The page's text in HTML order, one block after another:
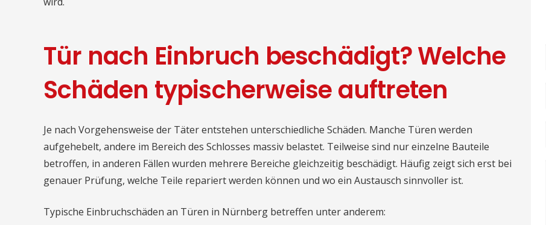
Tür nach Einbruch beschädigt? Welche
Schäden typischerweise auftreten
Je nach Vorgehensweise der Täter entstehen unterschiedliche Schäden. Manche Türen werden
aufgehebelt, andere im Bereich des Schlosses massiv belastet. Teilweise sind nur einzelne Bauteile
betroffen, in anderen Fällen wurden mehrere Bereiche gleichzeitig beschädigt. Häufig zeigt sich erst bei
genauer Prüfung, welche Teile repariert werden können und wo ein Austausch sinnvoller ist.
Typische Einbruchschäden an Türen in Nürnberg betreffen unter anderem: